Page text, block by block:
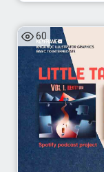
60